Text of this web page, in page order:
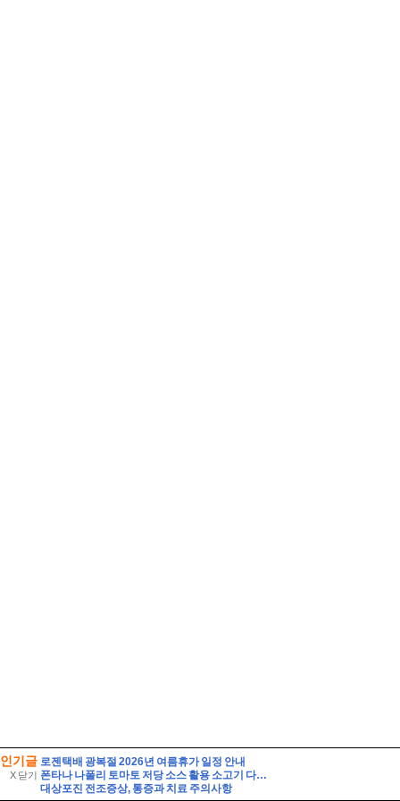
인기글
X 닫기
로젠택배 광복절 2026년 여름휴가 일정 안내
폰타나 나폴리 토마토 저당 소스 활용 소고기 다짐육 파스타 레시피 유기농 통밀면 삶는 시간 꿀팁
대상포진 전조증상, 통증과 치료 주의사항